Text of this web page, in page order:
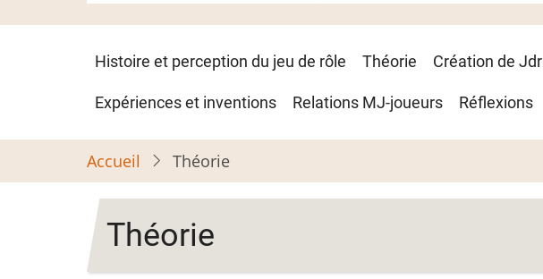
Navigation
principale
Histoire et perception du jeu de rôle Théorie Création de Jdr
Expériences et inventions Relations MJ-joueurs Réflexions
Accueil Théorie
Théorie